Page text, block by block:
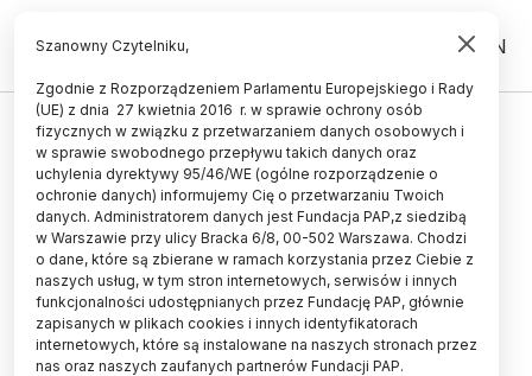
PL EN
UCZELNIE I INSTYTUCJE
Wiceminister Gzik: rozumiem
potrzeby i oczekiwania
środowiska naukowego, ale
robimy, co możemy
AGNIESZKA KLIKS-PUDLIK
08.05.2026
aktualizacja: 08.05.2026
3 minuty czytania
Szanowny Czytelniku,
Zgodnie z Rozporządzeniem Parlamentu Europejskiego i Rady
(UE) z dnia 27 kwietnia 2016 r. w sprawie ochrony osób
fizycznych w związku z przetwarzaniem danych osobowych i
w sprawie swobodnego przepływu takich danych oraz
uchylenia dyrektywy 95/46/WE (ogólne rozporządzenie o
ochronie danych) informujemy Cię o przetwarzaniu Twoich
danych. Administratorem danych jest Fundacja PAP,z siedzibą
w Warszawie przy ulicy Bracka 6/8, 00-502 Warszawa. Chodzi
o dane, które są zbierane w ramach korzystania przez Ciebie z
naszych usług, w tym stron internetowych, serwisów i innych
funkcjonalności udostępnianych przez Fundację PAP, głównie
zapisanych w plikach cookies i innych identyfikatorach
internetowych, które są instalowane na naszych stronach przez
nas oraz naszych zaufanych partnerów Fundacji PAP.